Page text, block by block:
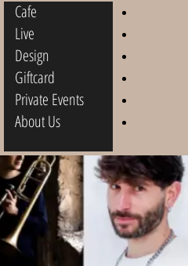
Cafe
Live
Design
Giftcard
Private Events
About Us